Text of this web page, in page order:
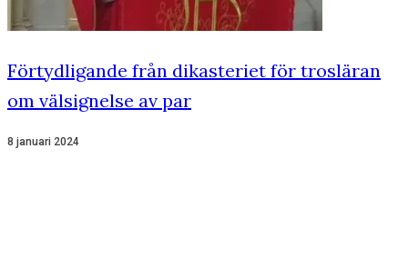
Förtydligande från dikasteriet för trosläran
om välsignelse av par
8 januari 2024